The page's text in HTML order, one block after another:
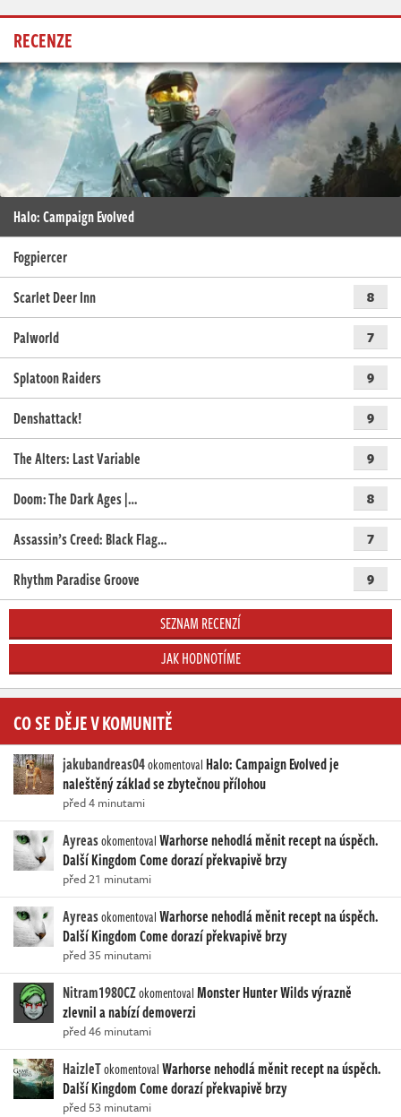
RECENZE
Halo: Campaign Evolved
Fogpiercer
Scarlet Deer Inn
8
Palworld 7
Splatoon Raiders 9
Denshattack! 9
The Alters: Last Variable 9
Doom: The Dark Ages |… 8
Assassin’s Creed: Black Flag… 7
Rhythm Paradise Groove 9
SEZNAM RECENZÍ
JAK HODNOTÍME
CO SE DĚJE V KOMUNITĚ
jakubandreas04okomentoval Halo: Campaign Evolved je
naleštěný základ se zbytečnou přílohou
před 4 minutami
AyreasokomentovalWarhorse nehodlá měnit recept na úspěch.
Další Kingdom Come dorazí překvapivě brzy
před 21 minutami
AyreasokomentovalWarhorse nehodlá měnit recept na úspěch.
Další Kingdom Come dorazí překvapivě brzy
před 35 minutami
Nitram1980CZokomentovalMonster Hunter Wilds výrazně
zlevnil a nabízí demoverzi
před 46 minutami
HaizleTokomentovalWarhorse nehodlá měnit recept na úspěch.
Další Kingdom Come dorazí překvapivě brzy
před 53 minutami